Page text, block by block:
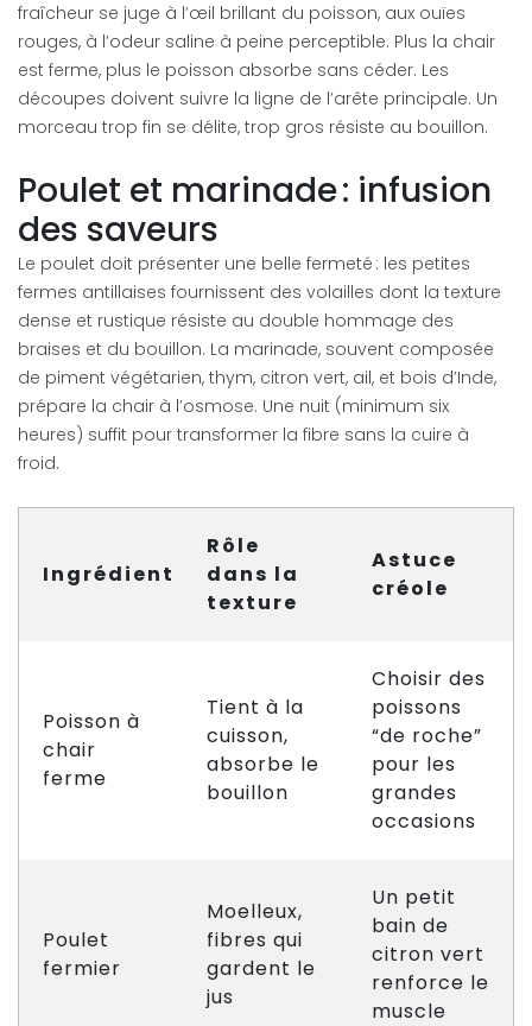
fraîcheur se juge à l’œil brillant du poisson, aux ouïes
rouges, à l’odeur saline à peine perceptible. Plus la chair
est ferme, plus le poisson absorbe sans céder. Les
découpes doivent suivre la ligne de l’arête principale. Un
morceau trop fin se délite, trop gros résiste au bouillon.
Poulet et marinade : infusion
des saveurs
Le poulet doit présenter une belle fermeté : les petites
fermes antillaises fournissent des volailles dont la texture
dense et rustique résiste au double hommage des
braises et du bouillon. La marinade, souvent composée
de piment végétarien, thym, citron vert, ail, et bois d’Inde,
prépare la chair à l’osmose. Une nuit (minimum six
heures) suffit pour transformer la fibre sans la cuire à
froid.
Ingrédient
Rôle
dans la
texture
Astuce
créole
Poisson à
chair
ferme
Tient à la
cuisson,
absorbe le
bouillon
Choisir des
poissons
“de roche”
pour les
grandes
occasions
Poulet
fermier
Moelleux,
fibres qui
gardent le
jus
Un petit
bain de
citron vert
renforce le
muscle